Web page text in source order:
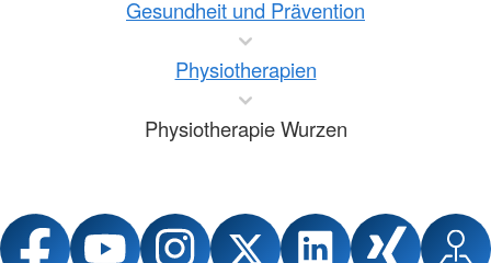
Gesundheit und Prävention
Physiotherapien
Physiotherapie Wurzen